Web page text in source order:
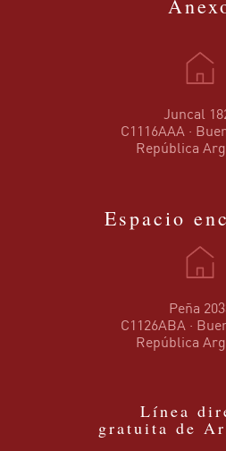
Juncal
C1116AAA ·
República
Espacio
Peña
C1126ABA ·
República
Línea
gratuita de